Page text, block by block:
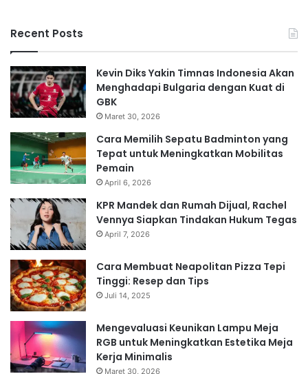
Recent Posts
Kevin Diks Yakin Timnas Indonesia Akan
Menghadapi Bulgaria dengan Kuat di
GBK
Maret 30, 2026
Cara Memilih Sepatu Badminton yang
Tepat untuk Meningkatkan Mobilitas
Pemain
April 6, 2026
KPR Mandek dan Rumah Dijual, Rachel
Vennya Siapkan Tindakan Hukum Tegas
April 7, 2026
Cara Membuat Neapolitan Pizza Tepi
Tinggi: Resep dan Tips
Juli 14, 2025
Mengevaluasi Keunikan Lampu Meja
RGB untuk Meningkatkan Estetika Meja
Kerja Minimalis
Maret 30, 2026